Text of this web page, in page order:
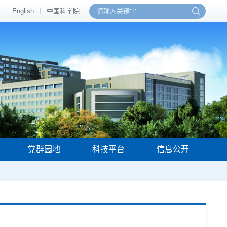
English 中国科学院
党群园地 科技平台 信息公开